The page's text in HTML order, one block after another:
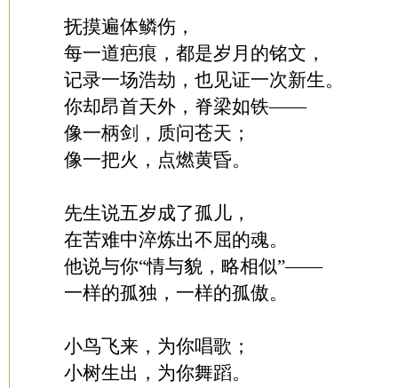
抚摸遍体鳞伤，
每一道疤痕，都是岁月的铭文，
记录一场浩劫，也见证一次新生。
你却昂首天外，脊梁如铁——
像一柄剑，质问苍天；
像一把火，点燃黄昏。
先生说五岁成了孤儿，
在苦难中淬炼出不屈的魂。
他说与你“情与貌，略相似”——
一样的孤独，一样的孤傲。
小鸟飞来，为你唱歌；
小树生出，为你舞蹈。